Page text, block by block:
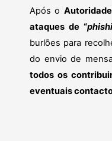
Após o
ataques de “
burlões para
do envio de
todos os
eventuais